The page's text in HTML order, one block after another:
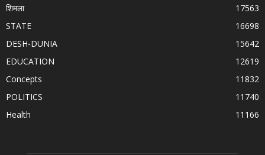
शिमला
17563
STATE
16698
DESH-DUNIA
15642
EDUCATION
12619
Concepts
11832
POLITICS
11740
Health
11166